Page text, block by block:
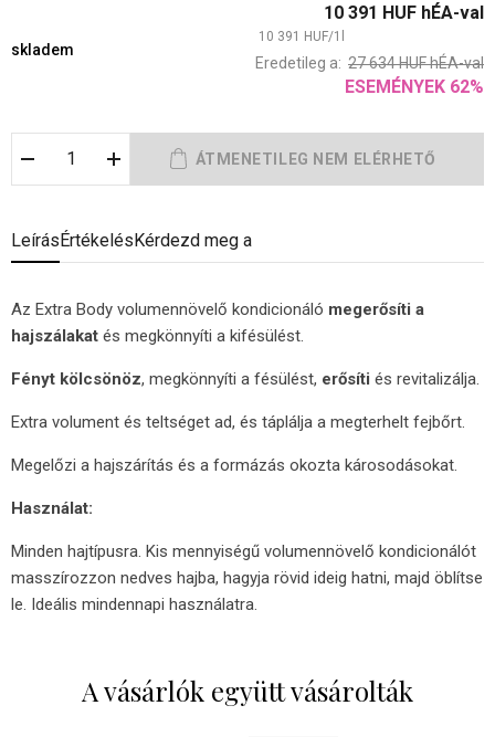
skladem
10 391 HUF hÉA-val
10 391 HUF/1
Eredetileg a: 27 634HUFhÉA-val
ESEMÉNYEK 62%
LeírásÉrtékelésKérdezd meg a
Az Extra Body volumennövelő kondicionáló megerősíti a
hajszálakat és megkönnyíti a kifésülést.
Fényt kölcsönöz, megkönnyíti a fésülést, erősíti és revitalizálja.
Extra volument és teltséget ad, és táplálja a megterhelt fejbőrt.
Megelőzi a hajszárítás és a formázás okozta károsodásokat.
Használat:
Minden hajtípusra. Kis mennyiségű volumennövelő kondicionálót
masszírozzon nedves hajba, hagyja rövid ideig hatni, majd öblítse
le. Ideális mindennapi használatra.
A vásárlók együtt vásárolták